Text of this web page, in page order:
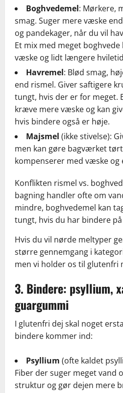
Boghvedemel: Mørkere,
smag. Suger mere væske
og pandekager, når du vil
Et mix med meget
væske og lidt længere
Havremel: Blød smag,
end rismel. Giver saftigere
tungt, hvis der er for meget.
kræve mere væske og kan
hvis bindere også er høje.
Majsmel (ikke stivelse):
men kan gøre bagværket
kompenserer med væske og
Konflikten rismel vs.
bagning handler ofte om
mindre, boghvedemel kan
tungt, hvis du har bindere
Hvis du vil nørde meltyper
større gennemgang i
men vi holder os til glutenfri
3. Bindere: psyllium,
guargummi
I glutenfri dej skal noget
bindere kommer ind:
Psyllium (ofte kaldet
Fiber der suger meget vand
struktur og gør dejen mere